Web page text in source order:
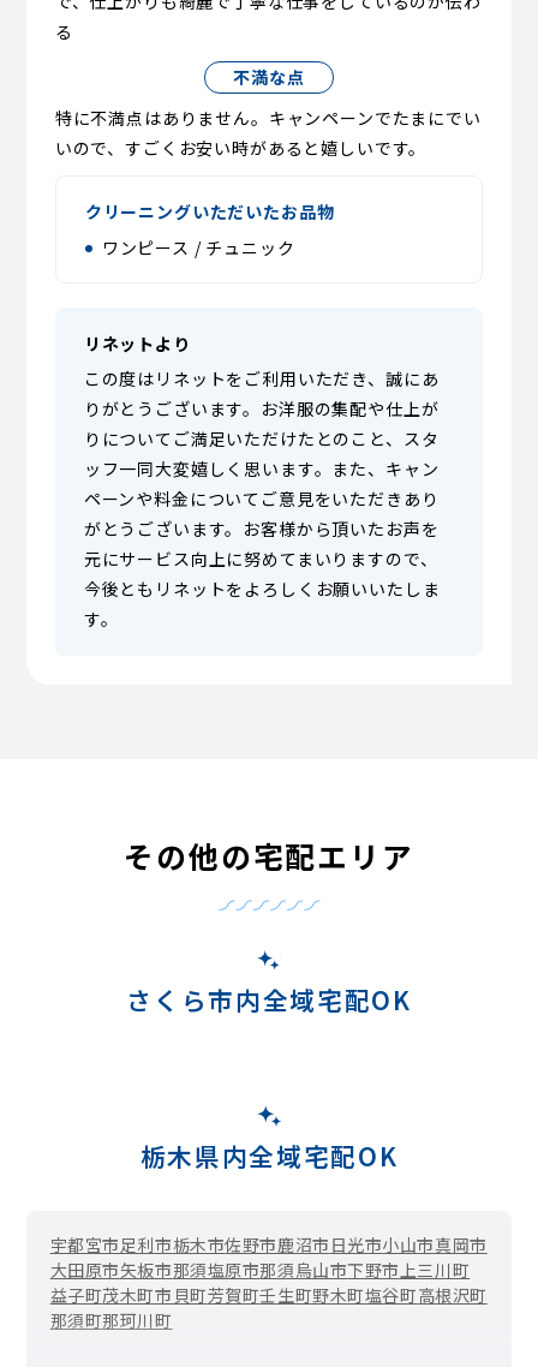
る
不満な点
特に不満点はありません。キャンペーンでたまにでい
いので、すごくお安い時があると嬉しいです。
クリーニングいただいたお品物
ワンピース / チュニック
リネットより
この度はリネットをご利用いただき、誠にあ
りがとうございます。お洋服の集配や仕上が
りについてご満足いただけたとのこと、スタ
ッフ一同大変嬉しく思います。また、キャン
ペーンや料金についてご意見をいただきあり
がとうございます。お客様から頂いたお声を
元にサービス向上に努めてまいりますので、
今後ともリネットをよろしくお願いいたしま
す。
その他の宅配エリア
さくら市内全域宅配OK
栃木県内全域宅配OK
宇都宮市足利市栃木市佐野市鹿沼市 日光市小山市真岡市
大田原市矢板市那須塩原市那須烏山市下野市上三川町
益子町茂木町市貝町芳賀町壬生町野木町塩谷町高根沢町
那須町那珂川町